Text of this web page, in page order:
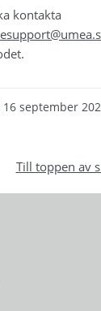
16 september
Till toppen av